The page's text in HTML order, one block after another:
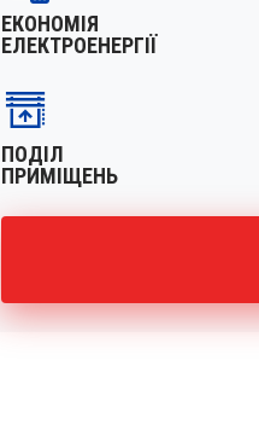
ЕКОНОМІЯ
ЕЛЕКТРОЕНЕРГІЇ
ПОДІЛ
ПРИМІЩЕНЬ